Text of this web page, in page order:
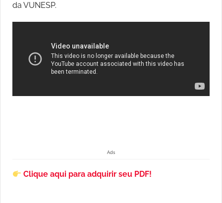
da VUNESP.
Ads
Clique aqui para adquirir seu PDF!